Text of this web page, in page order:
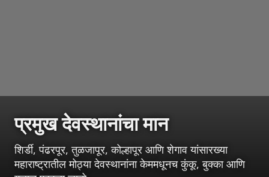
प्रमुख देवस्थानांचा मान
शिर्डी, पंढरपूर, तुळजापूर, कोल्हापूर आणि शेगाव यांसारख्या
महाराष्ट्रातील मोठ्या देवस्थानांना केममधूनच कुंकू, बुक्का आणि